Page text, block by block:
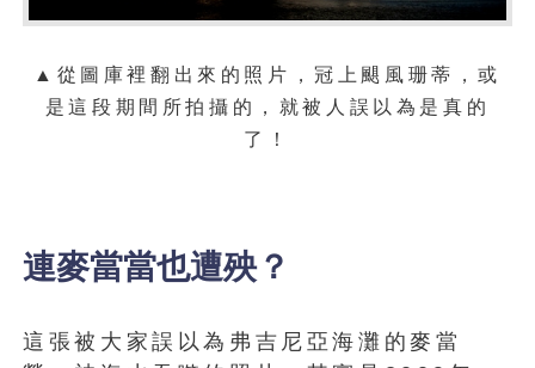
▲從圖庫裡翻出來的照片，冠上颶風珊蒂，或
是這段期間所拍攝的，就被人誤以為是真的
了！
連麥當當也遭殃？
這張被大家誤以為弗吉尼亞海灘的麥當